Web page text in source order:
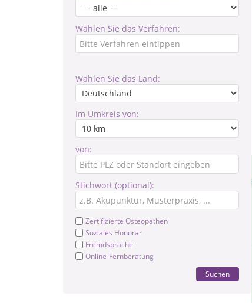
Wählen Sie das Verfahren:
Wählen Sie das Land:
Im Umkreis von:
von:
Stichwort (optional):
Zertifizierte Osteopathen
Soziales Honorar
Fremdsprache
Online-Fernberatung
Suchen